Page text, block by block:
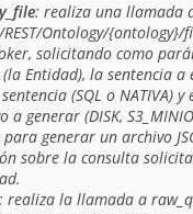
: realiza una llamada
Ontology/{ontology}/
solicitando como
Entidad), la sentencia a
(SQL o NATIVA) y
a generar (DISK,
para generar un archivo
sobre la consulta
realiza la llamada a